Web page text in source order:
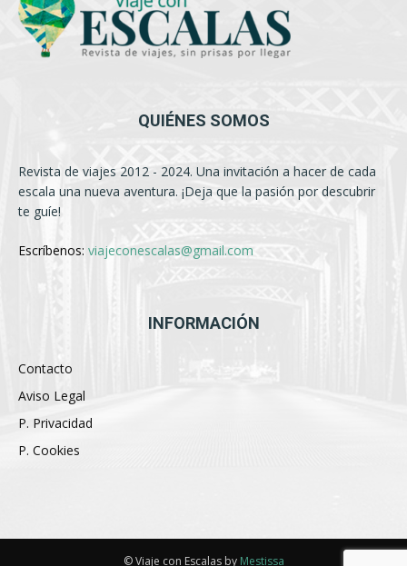
QUIÉNES SOMOS
Revista de viajes 2012 - 2024. Una invitación a hacer de cada
escala una nueva aventura. ¡Deja que la pasión por descubrir
te guíe!
Escríbenos: viajeconescalas@gmail.com
INFORMACIÓN
Contacto
Aviso Legal
P. Privacidad
P. Cookies
© Viaje con Escalas by Mestissa